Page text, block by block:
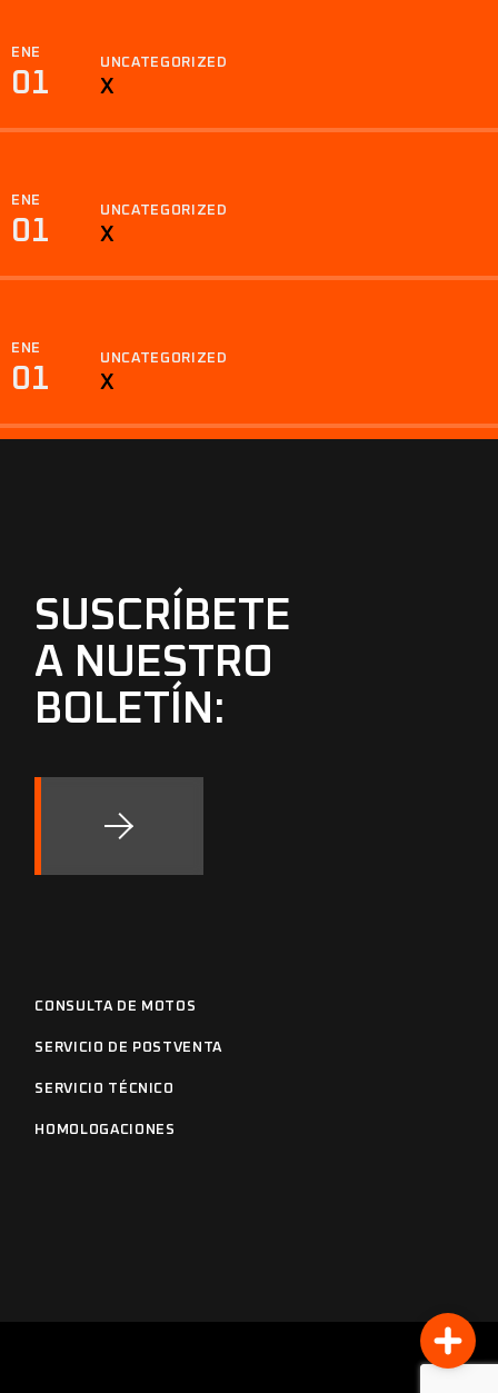
ENE
01
UNCATEGORIZED
X
ENE
01
UNCATEGORIZED
X
ENE
01
UNCATEGORIZED
X
SUSCRÍBETE
A NUESTRO
BOLETÍN:
CONSULTA DE MOTOS
SERVICIO DE POSTVENTA
SERVICIO TÉCNICO
HOMOLOGACIONES